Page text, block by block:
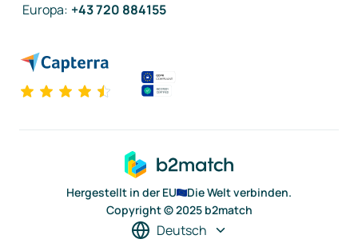
Europa: +43 720 884155
Hergestellt in der EU
Die Welt verbinden.
Copyright © 2025 b2match
Deutsch